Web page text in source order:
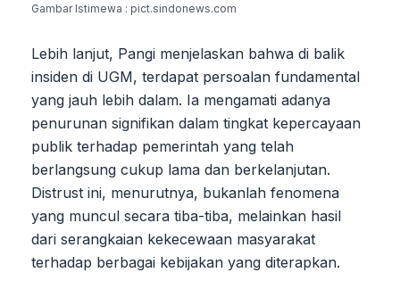
Gambar Istimewa : pict.sindonews.com
Lebih lanjut, Pangi menjelaskan bahwa di balik
insiden di UGM, terdapat persoalan fundamental
yang jauh lebih dalam. Ia mengamati adanya
penurunan signifikan dalam tingkat kepercayaan
publik terhadap pemerintah yang telah
berlangsung cukup lama dan berkelanjutan.
Distrust ini, menurutnya, bukanlah fenomena
yang muncul secara tiba-tiba, melainkan hasil
dari serangkaian kekecewaan masyarakat
terhadap berbagai kebijakan yang diterapkan.